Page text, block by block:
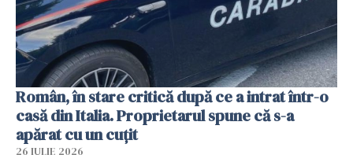
Român, în stare critică după ce a intrat într-o
casă din Italia. Proprietarul spune că s-a
apărat cu un cuțit
26 IULIE 2026